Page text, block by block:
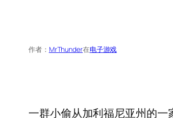
作者： MrThunder在电子游戏
一群小偷从加利福尼亚州的一